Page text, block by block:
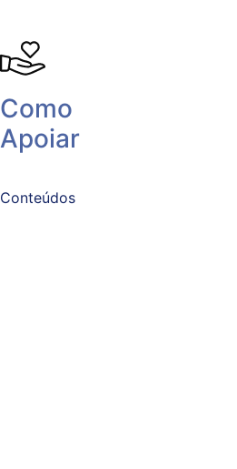
Como
Apoiar
Conteúdos